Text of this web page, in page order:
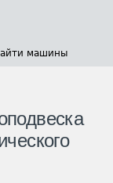
машины